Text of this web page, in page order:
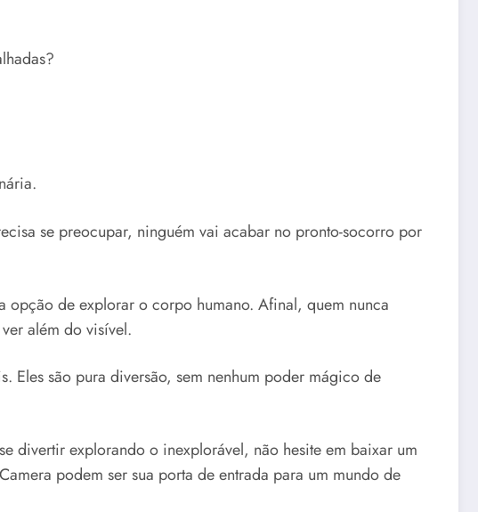
se preocupar, ninguém vai acabar no pronto-socorro por
opção de explorar o corpo humano. Afinal, quem nunca
além do visível.
Eles são pura diversão, sem nenhum poder mágico de
divertir explorando o inexplorável, não hesite em baixar um
podem ser sua porta de entrada para um mundo de